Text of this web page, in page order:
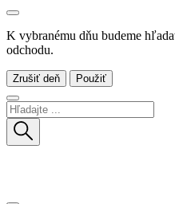
K vybranému dňu budeme
odchodu.
Zrušiť deň Použiť